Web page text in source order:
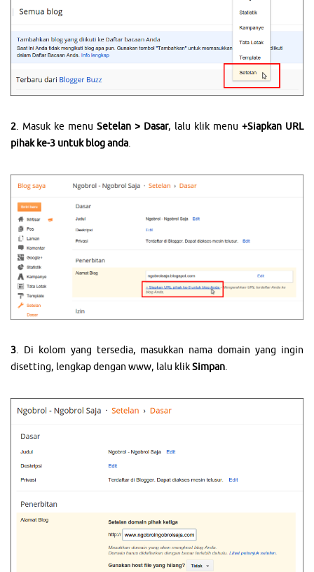
2 . Masuk ke menu Setelan > Dasar, lalu klik menu +Siapkan URL
pihak ke-3 untuk blog anda
3. Di kolom yang tersedia, masukkan nama domain yang ingin
disetting, lengkap dengan www, lalu klik Simpan.